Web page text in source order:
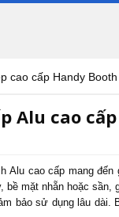
cao cấp Handy Booth
Alu cao cấp
Alu cao cấp mang
bề mặt nhẵn hoặc
bảo sử dụng lâu